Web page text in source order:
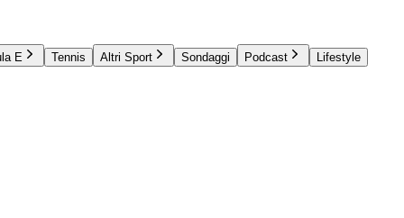
E Tennis Altri Sport Sondaggi Podcast Lifestyle